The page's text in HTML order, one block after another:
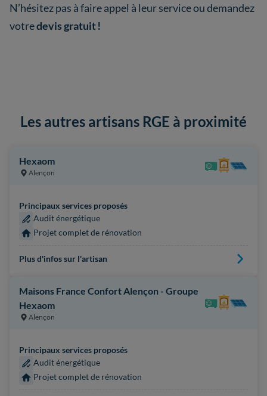
N’hésitez pas à faire appel à leur service ou demandez
votredevis gratuit !
Les autres artisans RGE à proximité
Hexaom
Alençon
Principaux services proposés
Audit énergétique
Projet complet de rénovation
Plus d'infos sur l'artisan
Maisons France Confort Alençon - Groupe
Hexaom
Alençon
Principaux services proposés
Audit énergétique
Projet complet de rénovation